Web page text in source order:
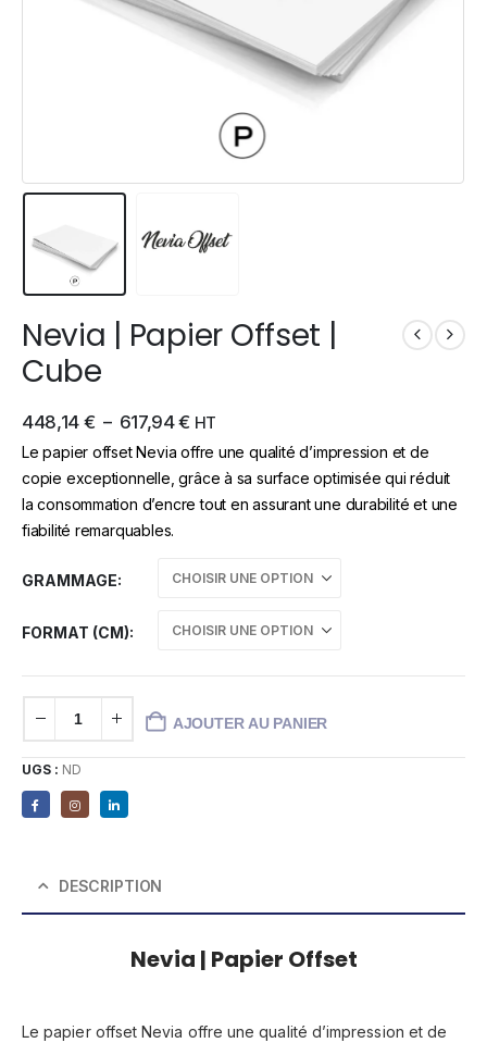
Nevia | Papier Offset |
Cube
448,14 € – 617,94€ HT
Le papier offset Nevia offre une qualité d’impression et de
copie exceptionnelle, grâce à sa surface optimisée qui réduit
la consommation d’encre tout en assurant une durabilité et une
fiabilité remarquables.
GRAMMAGE
FORMAT (CM)
AJOUTER AU PANIER
UGS : ND
DESCRIPTION
Nevia | Papier Offset
Le papier offset Nevia offre une qualité d’impression et de